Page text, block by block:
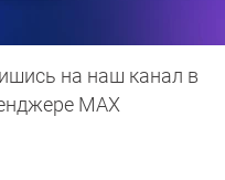
на наш канал в
МАХ